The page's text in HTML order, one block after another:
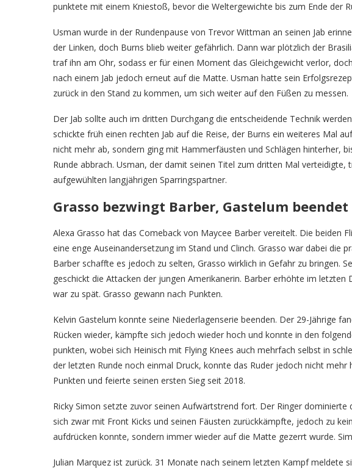
punktete mit einem Kniestoß, bevor die Weltergewichte bis zum Ende der
Usman wurde in der Rundenpause von Trevor Wittman an seinen Jab
der Linken, doch Burns blieb weiter gefährlich. Dann war plötzlich der
traf ihn am Ohr, sodass er für einen Moment das Gleichgewicht verlor,
nach einem Jab jedoch erneut auf die Matte. Usman hatte sein
zurück in den Stand zu kommen, um sich weiter auf den Füßen zu messen.
Der Jab sollte auch im dritten Durchgang die entscheidende Technik
schickte früh einen rechten Jab auf die Reise, der Burns ein weiteres Mal
nicht mehr ab, sondern ging mit Hammerfäusten und Schlägen hinterher,
Runde abbrach. Usman, der damit seinen Titel zum dritten Mal
aufgewühlten langjährigen Sparringspartner.
Grasso bezwingt Barber, Gastelum
Alexa Grasso hat das Comeback von Maycee Barber vereitelt. Die beiden
eine enge Auseinandersetzung im Stand und Clinch. Grasso war dabei die
Barber schaffte es jedoch zu selten, Grasso wirklich in Gefahr zu bringen.
geschickt die Attacken der jungen Amerikanerin. Barber erhöhte im
war zu spät. Grasso gewann nach Punkten.
Kelvin Gastelum konnte seine Niederlagenserie beenden. Der 29-Jährige
Rücken wieder, kämpfte sich jedoch wieder hoch und konnte in den
punkten, wobei sich Heinisch mit Flying Knees auch mehrfach selbst in
der letzten Runde noch einmal Druck, konnte das Ruder jedoch nicht mehr
Punkten und feierte seinen ersten Sieg seit 2018.
Ricky Simon setzte zuvor seinen Aufwärtstrend fort. Der Ringer dominierte
sich zwar mit Front Kicks und seinen Fäusten zurückkämpfte, jedoch zu
aufdrücken konnte, sondern immer wieder auf die Matte gezerrt wurde.
Julian Marquez ist zurück. 31 Monate nach seinem letzten Kampf meldete